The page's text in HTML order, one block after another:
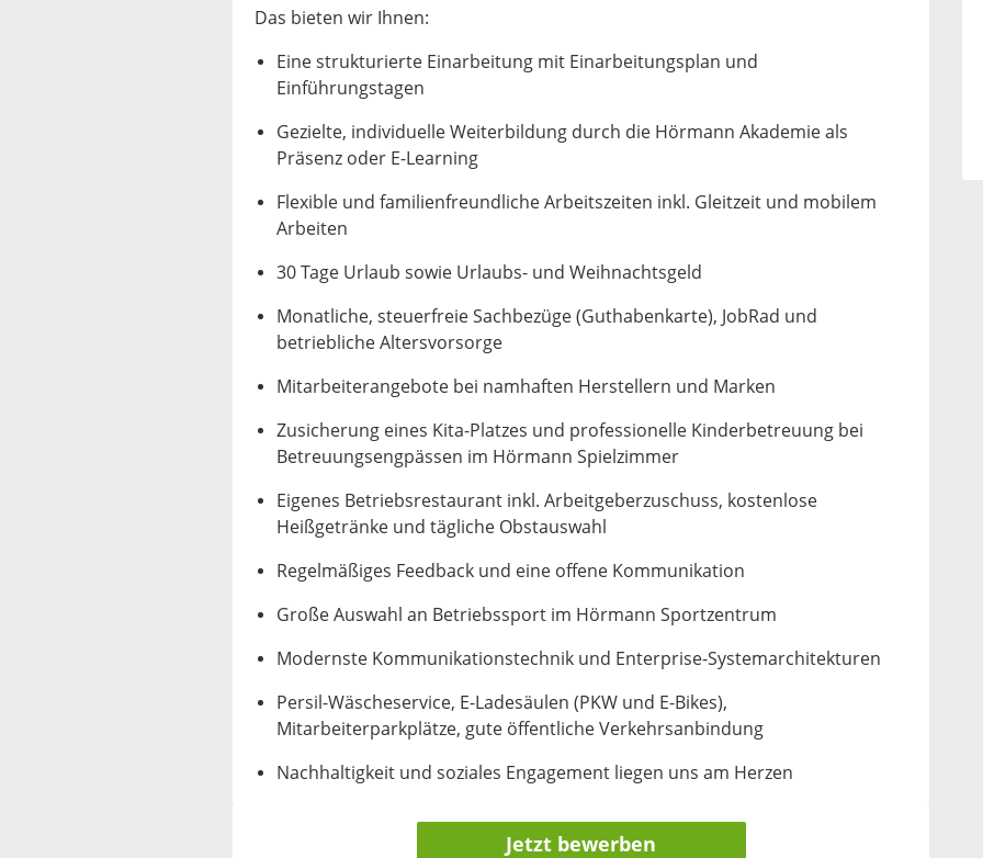
Das bieten wir Ihnen:
Eine strukturierte Einarbeitung mit Einarbeitungsplan und
Einführungstagen
Gezielte, individuelle Weiterbildung durch die Hörmann Akademie als
Präsenz oder E-Learning
Flexible und familienfreundliche Arbeitszeiten inkl. Gleitzeit und mobilem
Arbeiten
30 Tage Urlaub sowie Urlaubs- und Weihnachtsgeld
Monatliche, steuerfreie Sachbezüge (Guthabenkarte), JobRad und
betriebliche Altersvorsorge
Mitarbeiterangebote bei namhaften Herstellern und Marken
Zusicherung eines Kita-Platzes und professionelle Kinderbetreuung bei
Betreuungsengpässen im Hörmann Spielzimmer
Eigenes Betriebsrestaurant inkl. Arbeitgeberzuschuss, kostenlose
Heißgetränke und tägliche Obstauswahl
Regelmäßiges Feedback und eine offene Kommunikation
Große Auswahl an Betriebssport im Hörmann Sportzentrum
Modernste Kommunikationstechnik und Enterprise-Systemarchitekturen
Persil-Wäscheservice, E-Ladesäulen (PKW und E-Bikes),
Mitarbeiterparkplätze, gute öffentliche Verkehrsanbindung
Nachhaltigkeit und soziales Engagement liegen uns am Herzen
Jetzt bewerben